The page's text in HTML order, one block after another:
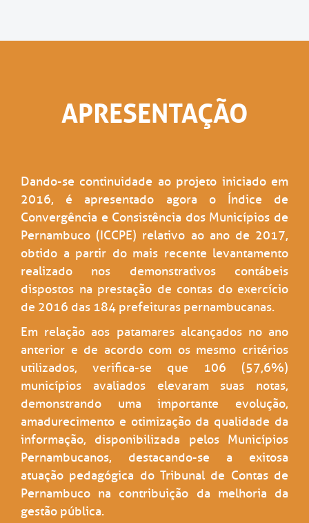
APRESENTAÇÃO
Dando-se continuidade ao projeto iniciado em
2016, é apresentado agora o Índice de
Convergência e Consistência dos Municípios de
Pernambuco (ICCPE) relativo ao ano de 2017,
obtido a partir do mais recente levantamento
realizado nos demonstrativos contábeis
dispostos na prestação de contas do exercício
de 2016 das 184 prefeituras pernambucanas.
Em relação aos patamares alcançados no ano
anterior e de acordo com os mesmo critérios
utilizados, verifica-se que 106 (57,6%)
municípios avaliados elevaram suas notas,
demonstrando uma importante evolução,
amadurecimento e otimização da qualidade da
informação, disponibilizada pelos Municípios
Pernambucanos, destacando-se a exitosa
atuação pedagógica do Tribunal de Contas de
Pernambuco na contribuição da melhoria da
gestão pública.